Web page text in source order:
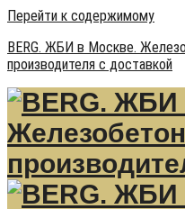
Перейти к содержимому
BERG. ЖБИ в Москве.
производителя с доставкой